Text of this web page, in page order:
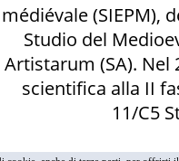
médiévale (SIEPM),
Studio del
Artistarum (SA). Nel
scientifica alla II
11/C5